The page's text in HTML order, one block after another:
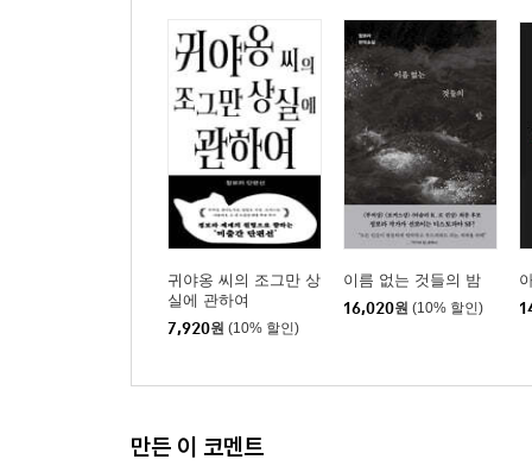
귀야옹 씨의 조그만 상
실에 관하여
7,920원 (10% 할인)
이름 없는 것들의 밤
16,020원 (10% 할인)
만든 이 코멘트